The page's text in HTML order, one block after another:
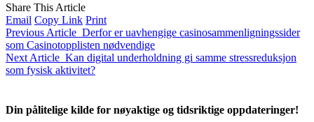
Share This Article
Email Copy Link Print
Previous Article Derfor er uavhengige casinosammenligningssider
som Casinotopplisten nødvendige
Next Article Kan digital underholdning gi samme stressreduksjon
som fysisk aktivitet?
Din pålitelige kilde for nøyaktige og tidsriktige oppdateringer!